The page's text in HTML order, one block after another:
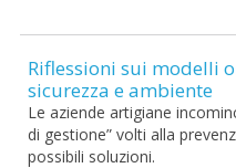
Riflessioni sui modelli
sicurezza e ambiente
Le aziende artigiane
di gestione” volti alla
possibili soluzioni.